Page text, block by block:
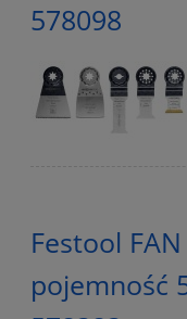
578098
Festool
pojemność